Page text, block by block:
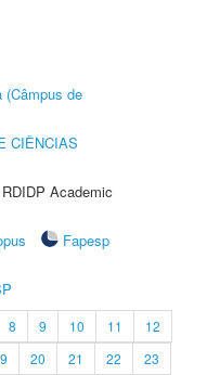
(Câmpus de
CIÊNCIAS
Academic
Fapesp
8 9 10 11
12
20 21 22
23